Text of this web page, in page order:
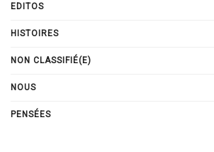
EDITOS
HISTOIRES
NON CLASSIFIÉ(E)
NOUS
PENSÉES